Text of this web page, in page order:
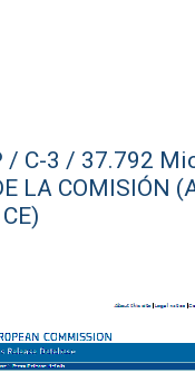
/ C-3 / 37.792
LA COMISIÓN